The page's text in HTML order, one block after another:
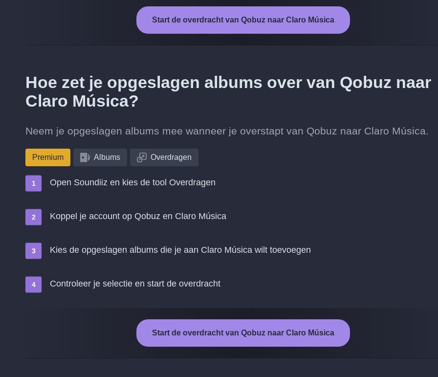
Start de overdracht van Qobuz naar Claro Música
Hoe zet je opgeslagen albums over van Qobuz naar
Claro Música?
Neem je opgeslagen albums mee wanneer je overstapt van Qobuz naar Claro Música.
Premium Albums Overdragen
Open Soundiiz en kies de tool Overdragen
Koppel je account op Qobuz en Claro Música
Kies de opgeslagen albums die je aan Claro Música wilt toevoegen
Controleer je selectie en start de overdracht
Start de overdracht van Qobuz naar Claro Música